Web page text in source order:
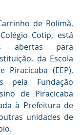
de Rolimã,
Cotip, está
abertas para
da Escola
Piracicaba (EEP),
pela Fundação
de Piracicaba
à Prefeitura de
unidades de